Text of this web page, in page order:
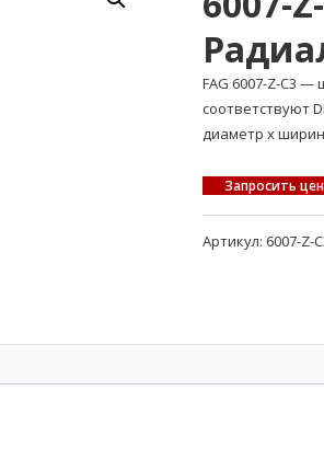
FAG 6007-Z-C3
соответствуют
диаметр x
Запросить
Артикул: 6007-Z-